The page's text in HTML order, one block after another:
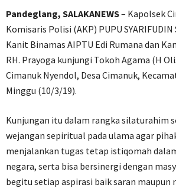
Pandeglang, SALAKANEWS– Kapolsek
Komisaris Polisi (AKP) PUPU
Kanit Binamas AIPTU Edi Rumana dan
RH. Prayoga kunjungi Tokoh Agama (H
Cimanuk Nyendol, Desa Cimanuk,
Minggu (10/3/19).
Kunjungan itu dalam rangka silaturahim
wejangan sepiritual pada ulama agar
menjalankan tugas tetap istiqomah
negara, serta bisa bersinergi dengan
begitu setiap aspirasi baik saran maupun